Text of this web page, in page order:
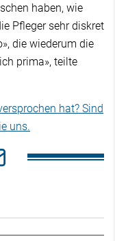
haben, wie
Pfleger sehr diskret
die wiederum die
prima», teilte
hat? Sind
uns.